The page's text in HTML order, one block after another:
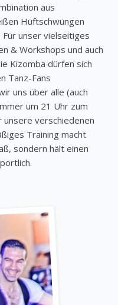
aus
Hüftschwüngen
Für unser vielseitiges
& Workshops und auch
Kizomba dürfen sich
Tanz-Fans
uns über alle (auch
um 21 Uhr zum
unsere verschiedenen
Training macht
sondern hält einen